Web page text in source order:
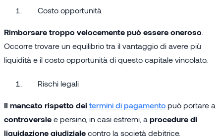
Costo opportunità
Rimborsare troppo velocemente può essere oneroso
Occorre trovare un equilibrio tra il vantaggio di avere più
liquidità e il costo opportunità di questo capitale vincolato.
Rischi legali
Il mancato rispetto dei termini di pagamento può portare a
controversie e persino, in casi estremi, a procedure di
liquidazione giudiziale contro la società debitrice.